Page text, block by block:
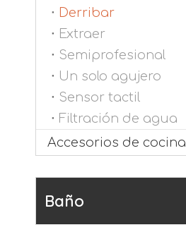
Derribar
Extraer
Semiprofesional
Un solo agujero
Sensor tactil
Filtración de agua
Accesorios de cocina
Baño